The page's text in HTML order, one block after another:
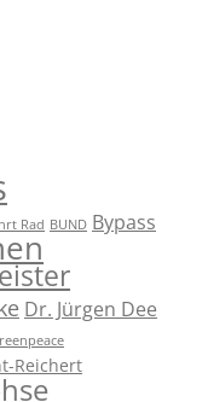
Rad BUND Bypass
Dr. Jürgen Dee
Reichert